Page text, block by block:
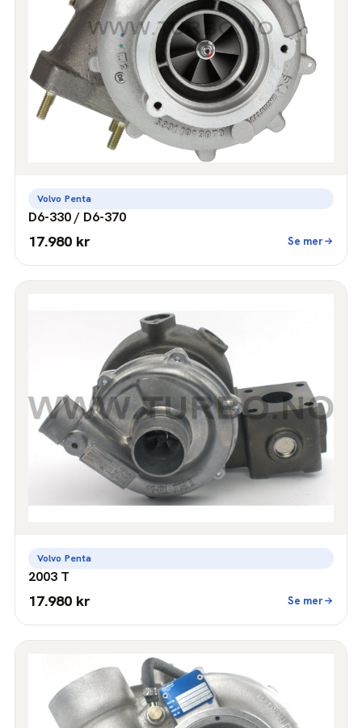
Volvo Penta
D6-330 / D6-370
17.980 kr Se mer
Volvo Penta
2003 T
17.980 kr Se mer